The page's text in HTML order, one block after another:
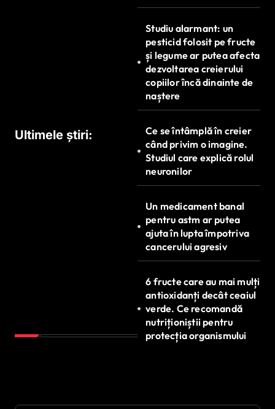
Ultimele știri:
Studiu alarmant: un
pesticid folosit pe fructe
și legume ar putea afecta
dezvoltarea creierului
copiilor încă dinainte de
naștere
Ce se întâmplă în creier
când privim o imagine.
Studiul care explică rolul
neuronilor
Un medicament banal
pentru astm ar putea
ajuta în lupta împotriva
cancerului agresiv
6 fructe care au mai mulți
antioxidanți decât ceaiul
verde. Ce recomandă
nutriționiștii pentru
protecția organismului